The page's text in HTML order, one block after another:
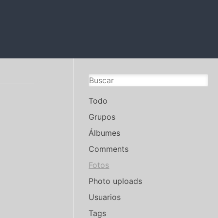
Todo
Grupos
Álbumes
Comments
Fotos
Photo uploads
Usuarios
Tags